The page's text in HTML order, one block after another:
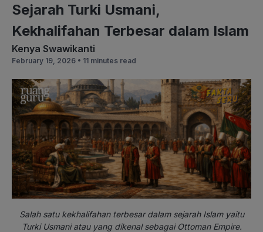
Sejarah Turki Usmani,
Kekhalifahan Terbesar dalam Islam
Kenya Swawikanti
February 19, 2026 • 11 minutes read
Salah satu kekhalifahan terbesar dalam sejarah Islam yaitu
Turki Usmani atau yang dikenal sebagai Ottoman Empire.